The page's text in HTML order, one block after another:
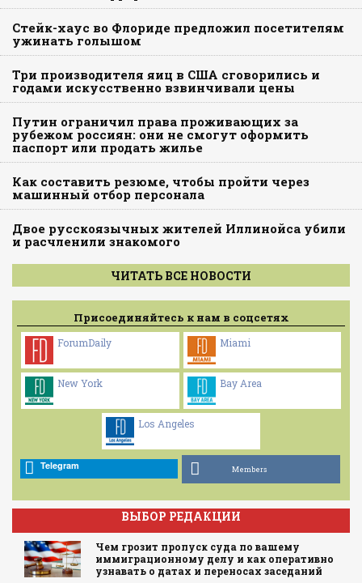
Стейк-хаус во Флориде предложил посетителям
ужинать голышом
Три производителя яиц в США сговорились и
годами искусственно взвинчивали цены
Путин ограничил права проживающих за
рубежом россиян: они не смогут оформить
паспорт или продать жилье
Как составить резюме, чтобы пройти через
машинный отбор персонала
Двое русскоязычных жителей Иллинойса убили
и расчленили знакомого
ЧИТАТЬ ВСЕ НОВОСТИ
Присоединяйтесь к нам в соцсетях
ForumDaily Miami
New York Bay Area
Los Angeles
Telegram Members
ВЫБОР РЕДАКЦИИ
Чем грозит пропуск суда по вашему
иммиграционному делу и как оперативно
узнавать о датах и переносах заседаний